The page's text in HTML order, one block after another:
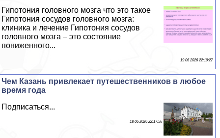
Гипотония головного мозга что это такое
Гипотония сосудов головного мозга:
клиника и лечение Гипотония сосудов
головного мозга – это состояние
пониженного...
19 06 2026 22:19:27
Чем Казань привлекает путешественников в любое
время года
Подписаться...
18 06 2026 22:17:56